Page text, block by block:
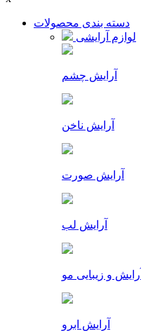
دسته بندی محصولات
لوازم آرایشی
آرایش چشم
آرایش ناخن
آرایش صورت
آرایش لب
آرایش و زیبایی مو
آرایش ابرو